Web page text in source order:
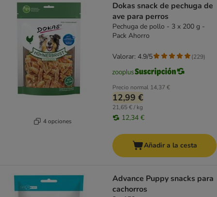
4 opciones
Dokas snack de pechuga de
ave para perros
Pechuga de pollo - 3 x 200 g -
Pack Ahorro
Precio normal 14,37 €
12,99 €
21,65 € / kg
12,34 €
Valorar: 4.9/5 (229)
Añadir a la cesta
Advance Puppy snacks para
cachorros